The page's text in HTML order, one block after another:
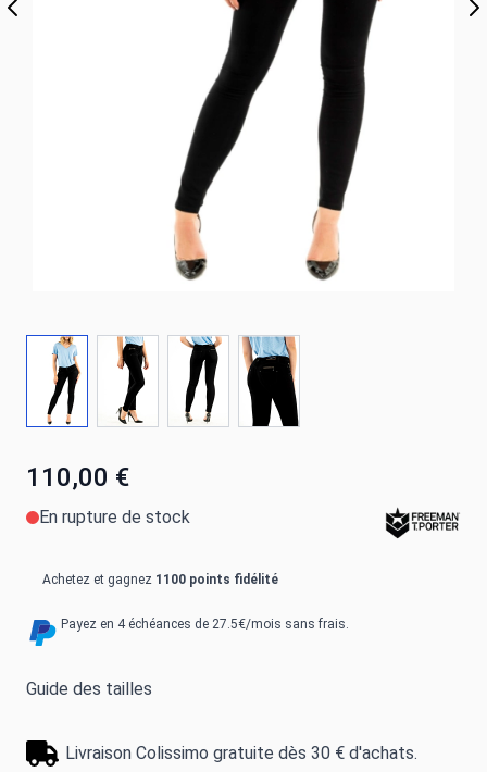
110,00 €
En rupture de stock
Achetez et gagnez 1100 points fidélité
Payez en 4 échéances de 27.5€/mois sans frais.
Guide des tailles
Livraison Colissimo gratuite dès 30 € d'achats.